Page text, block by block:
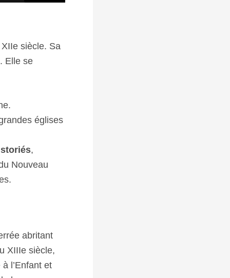
siècle. Sa
Elle se
églises
,
Nouveau
abritant
XIIIe siècle,
l’Enfant et